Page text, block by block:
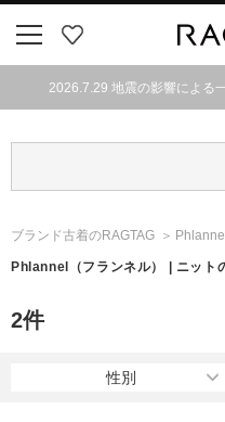
気
2026.7.29 地震の影響による
ブランド古着のRAGTAG Phlannel
Phlannel （フランネル） | ニット
2件
性別